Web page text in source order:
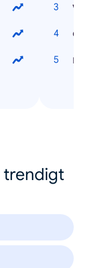
trendigt